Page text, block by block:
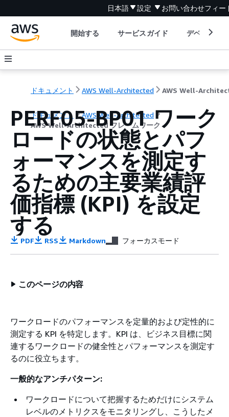
日本語 設定 お問い合わせフィー
開始する サービスガイド デベロッパ
ドキュメント AWS Well-Architected
ドキュメント
AWS Well-Architected
AWS Well-Architected フレームワーク
PERF05-BP01 ワーク
ロードの状態とパフ
ォーマンスを測定す
るための主要業績評
価指標 (KPI) を設定
する
PDF RSS Markdown フォーカスモード
このページの内容
ワークロードのパフォーマンスを定量的および定性的に
測定する KPI を特定します。KPI は、ビジネス目標に関
連するワークロードの健全性とパフォーマンスを測定す
るのに役立ちます。
一般的なアンチパターン:
ワークロードについて把握するためだけにシステム
レベルのメトリクスをモニタリングし、こうしたメ